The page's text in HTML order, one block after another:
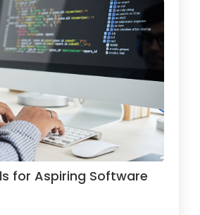
for Aspiring Software